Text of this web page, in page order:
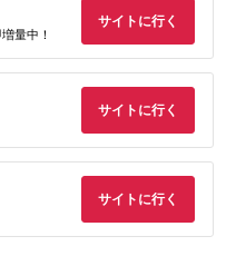
量中！
サイトに行く
サイトに行く
サイトに行く